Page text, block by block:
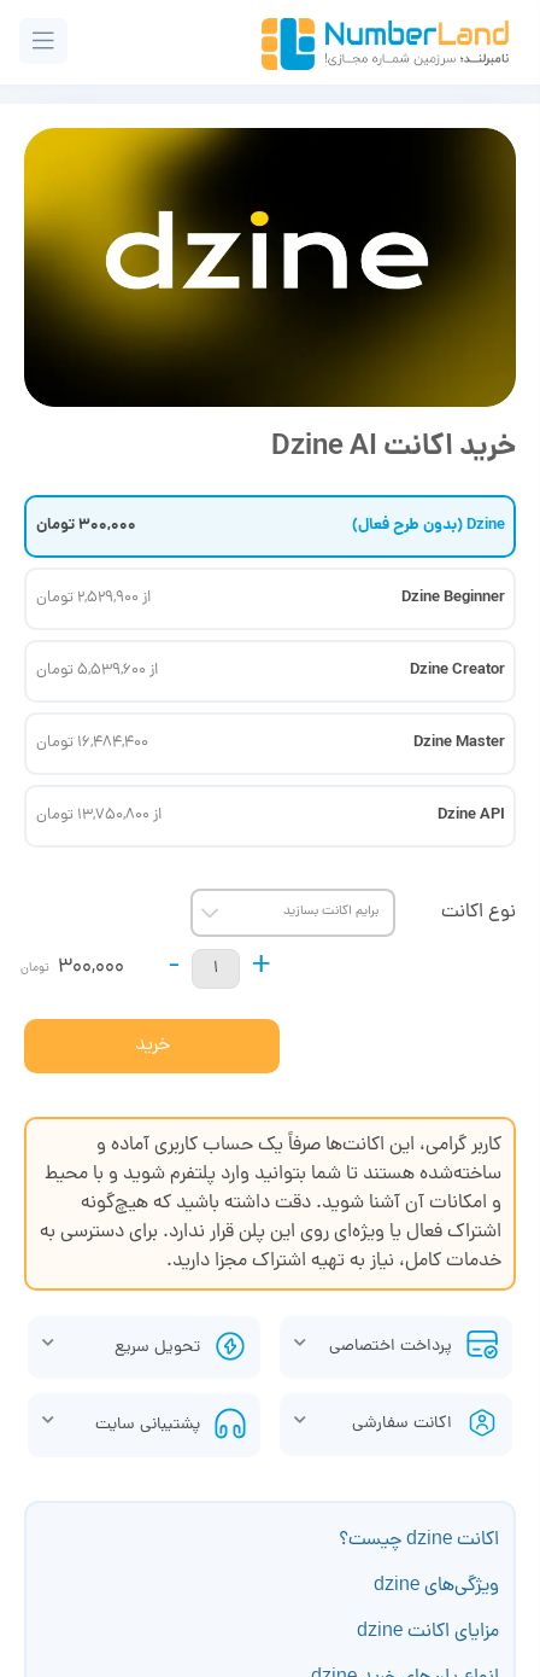
خرید اکانت Dzine AI
Dzine (بدون طرح فعال) 300,000 تومان
Dzine Beginner از 2,529,900 تومان
Dzine Creator از 5,539,600 تومان
Dzine Master 16,484,400 تومان
Dzine API از 13,750,800 تومان
نوع اکانت
+
-
300,000 تومان
خرید
کاربر گرامی، این اکانت‌ها صرفاً یک حساب کاربری آماده و
ساخته‌شده هستند تا شما بتوانید وارد پلتفرم شوید و با محیط
و امکانات آن آشنا شوید. دقت داشته باشید که هیچ‌گونه
اشتراک فعال یا ویژه‌ای روی این پلن قرار ندارد. برای دسترسی به
خدمات کامل، نیاز به تهیه اشتراک مجزا دارید.
پرداخت اختصاصی تحویل سریع
اکانت سفارشی پشتیبانی سایت
اکانت dzine چیست؟
ویژگی‌های dzine
مزایای اکانت dzine